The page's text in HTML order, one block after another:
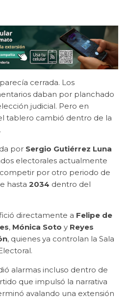
cerrada. Los
daban por planchado
judicial. Pero en
tablero cambió dentro de la
por Sergio Gutiérrez Luna
electorales actualmente
por otro periodo de
hasta 2034 dentro del
directamente a Felipe de
, Mónica Soto y Reyes
, quienes ya controlan la Sala
alarmas incluso dentro de
que impulsó la narrativa
avalando una extensión